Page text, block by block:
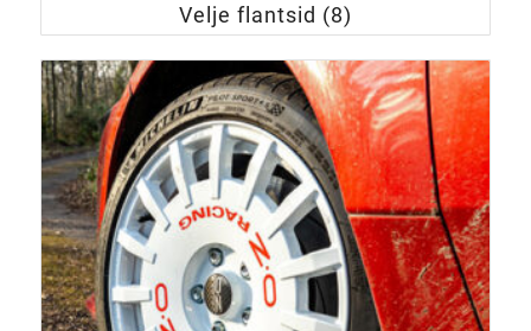
Velje flantsid (8)